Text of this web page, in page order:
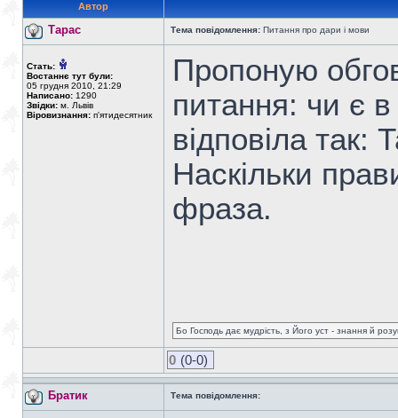
Автор
Тарас Тема повідомлення: Питання про дари і мови
Стать:
Востаннє тут були:
05 грудня 2010, 21:29
Написано: 1290
Звідки: м. Львів
Віровизнання: п'ятидесятник
Пропоную
питання: чи є
відповіла
Наскільки
фраза.
Бо Господь дає мудрість, з Його уст - знання й
0 (0-0)
Братик Тема повідомлення: